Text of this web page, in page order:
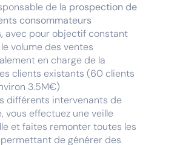
de la prospection de
consommateurs
avec pour objectif constant
volume des ventes
en charge de la
clients existants (60 clients
3.5M€)
différents intervenants de
vous effectuez une veille
et faites remonter toutes les
de générer des